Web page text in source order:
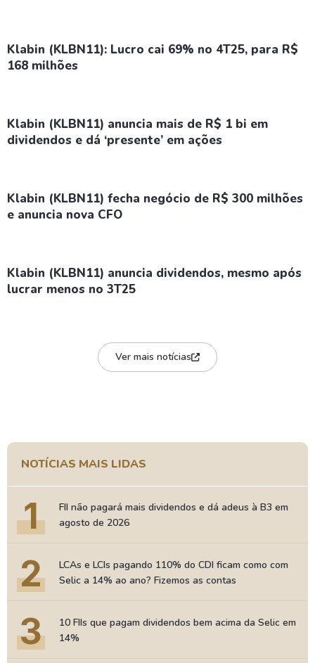
Klabin (KLBN11): Lucro cai 69% no 4T25, para R$
168 milhões
Klabin (KLBN11) anuncia mais de R$ 1 bi em
dividendos e dá ‘presente’ em ações
Klabin (KLBN11) fecha negócio de R$ 300 milhões
e anuncia nova CFO
Klabin (KLBN11) anuncia dividendos, mesmo após
lucrar menos no 3T25
Ver mais notícias
NOTÍCIAS MAIS LIDAS
1
FII não pagará mais dividendos e dá adeus à B3 em
agosto de 2026
2
LCAs e LCIs pagando 110% do CDI ficam como com
Selic a 14% ao ano? Fizemos as contas
3
10 FIIs que pagam dividendos bem acima da Selic em
14%